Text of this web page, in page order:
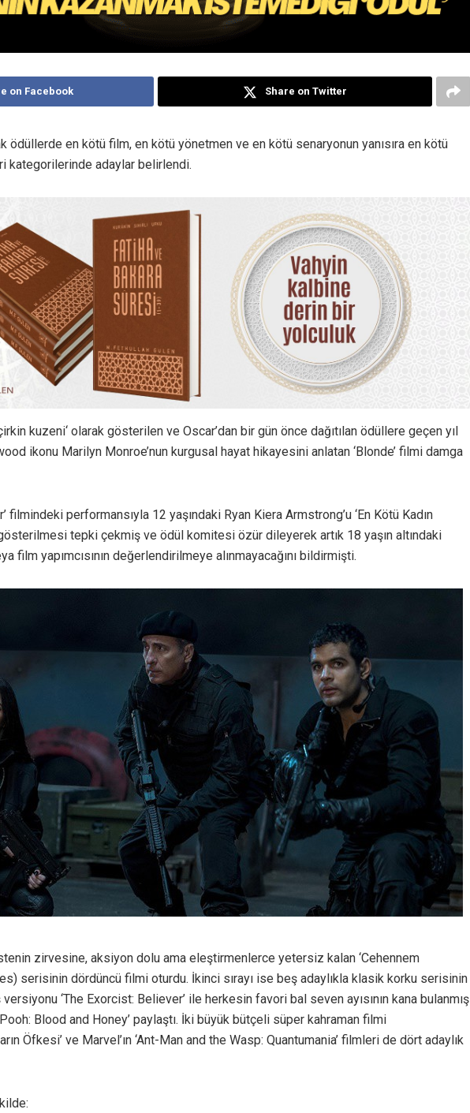
on Facebook Share on Twitter
ödüllerde en kötü film, en kötü yönetmen ve en kötü senaryonun yanısıra en kötü
kategorilerinde adaylar belirlendi.
kuzeni‘ olarak gösterilen ve Oscar’dan bir gün önce dağıtılan ödüllere geçen yıl
ikonu Marilyn Monroe’nun kurgusal hayat hikayesini anlatan ‘Blonde’ filmi damga
filmindeki performansıyla 12 yaşındaki Ryan Kiera Armstrong’u ‘En Kötü Kadın
gösterilmesi tepki çekmiş ve ödül komitesi özür dileyerek artık 18 yaşın altındaki
film yapımcısının değerlendirilmeye alınmayacağını bildirmişti.
zirvesine, aksiyon dolu ama eleştirmenlerce yetersiz kalan ‘Cehennem
serisinin dördüncü filmi oturdu. İkinci sırayı ise beş adaylıkla klasik korku serisinin
versiyonu ‘The Exorcist: Believer’ ile herkesin favori bal seven ayısının kana bulanmış
Blood and Honey’ paylaştı. İki büyük bütçeli süper kahraman filmi
Öfkesi’ ve Marvel’ın ‘Ant-Man and the Wasp: Quantumania’ filmleri de dört adaylık